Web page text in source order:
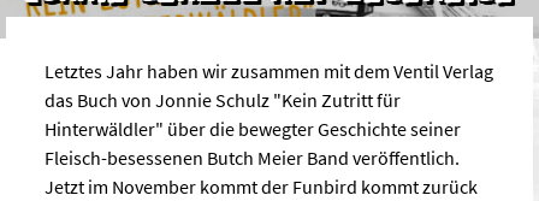
Letztes Jahr haben wir zusammen mit dem Ventil Verlag
das Buch von Jonnie Schulz "Kein Zutritt für
Hinterwäldler" über die bewegter Geschichte seiner
Fleisch-besessenen Butch Meier Band veröffentlich.
Jetzt im November kommt der Funbird kommt zurück